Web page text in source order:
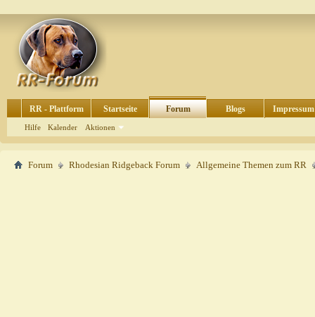
RR - Plattform Startseite Forum
Hilfe Kalender Aktionen
Blogs Impressum
Forum Rhodesian Ridgeback Forum Allgemeine Themen zum RR